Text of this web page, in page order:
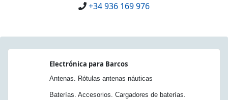
+34 936 169 976
Electrónica para Barcos
Antenas. Rótulas antenas náuticas
Baterías. Accesorios. Cargadores de baterías.